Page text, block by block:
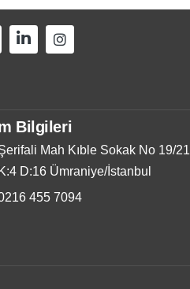
Bilgileri
Mah Kıble Sokak No 19/21
K:4 D:16 Ümraniye/İstanbul
455 7094